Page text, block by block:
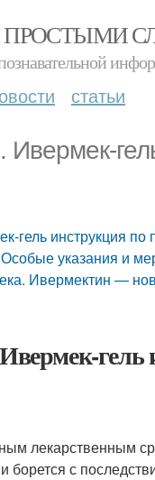
ПРОСТЫМИ
статьи
Ивермек-
гель инструкция
указания и
Ивермектин —
лекарственным
борется с